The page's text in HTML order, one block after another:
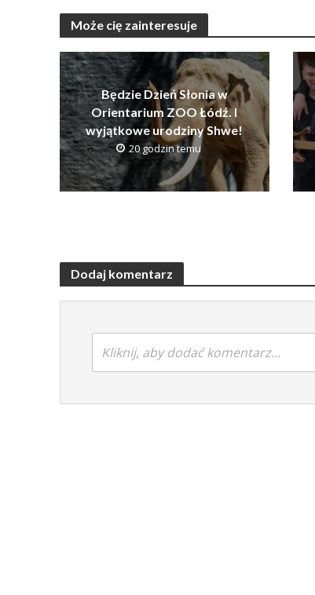
Może cię zainteresuje
Będzie Dzień Słonia w
Orientarium ZOO Łódź. I
wyjątkowe urodziny Shwe!
20 godzin temu
Dodaj komentarz
Kliknij, aby dodać komentarz...